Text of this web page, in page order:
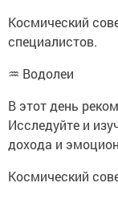
Космический
специалистов.
♒ Водолеи
В этот день
Исследуйте и
дохода и
Космический